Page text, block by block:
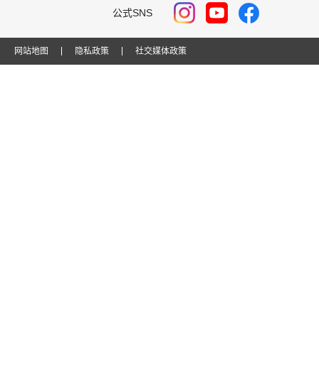
公式SNS
网站地图 隐私政策 社交媒体政策